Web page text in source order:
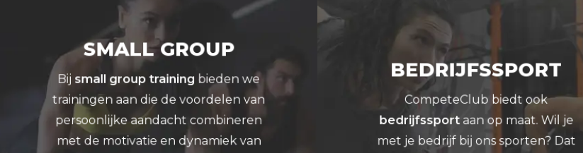
SMALL GROUP
Bij small group training bieden we
trainingen aan die de voordelen van
persoonlijke aandacht combineren
met de motivatie en dynamiek van
BEDRIJFSSPORT
CompeteClub biedt ook
bedrijfssportaan op maat. Wil je
met je bedrijf bij ons sporten? Dat